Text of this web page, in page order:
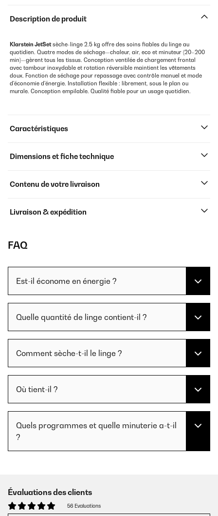
Description de produit
Klarstein JetSetsèche-linge 2.5 kg offre des soins fiables du linge au
quotidien. Quatre modes de séchage—chaleur, air, eco et minuteur (20–200
min)—gèrent tous les tissus. Conception ventilée de chargement frontal
avec tambour inoxydable et rotation réversible maintient les vêtements
doux. Fonction de séchage pour repassage avec contrôle manuel et mode
d'économie d'énergie. Installation flexible : librement, sous le plan ou
murale. Conception empilable. Qualité fiable pour un usage quotidien.
Caractéristiques
Dimensions et fiche technique
Contenu de votre livraison
Livraison & expédition
FAQ
Est-il économe en énergie ?
Quelle quantité de linge contient-il ?
Comment sèche-t-il le linge ?
Où tient-il ?
Quels programmes et quelle minuterie a-t-il
?
Évaluations des clients
56 Evaluations